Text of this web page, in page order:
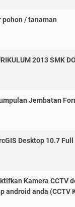
pohon / tanaman
2013 SMK
Jembatan
Desktop 10.7 Full
Kamera CCTV
android anda (CCTV